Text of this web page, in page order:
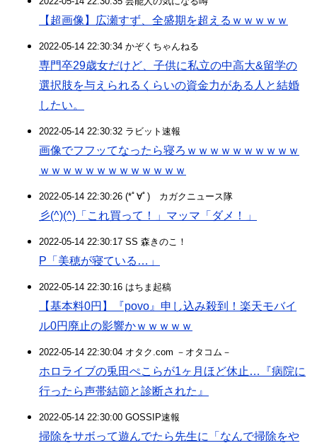
【超画像】広瀬すず、全盛期を超えるｗｗｗｗｗ
2022-05-14 22:30:34 かぞくちゃんねる
専門卒29歳女だけど、子供に私立の中高大&留学の
選択肢を与えられるくらいの資金力がある人と結婚
したい。
2022-05-14 22:30:32 ラビット速報
画像でフフッてなったら寝ろｗｗｗｗｗｗｗｗｗｗ
ｗｗｗｗｗｗｗｗｗｗｗｗｗ
2022-05-14 22:30:26 (*ﾟ∀ﾟ)ゞカガクニュース隊
彡(^)(^)「これ買って！」マッマ「ダメ！」
2022-05-14 22:30:17 SS 森きのこ！
P「美穂が寝ている…」
2022-05-14 22:30:16 はちま起稿
【基本料0円】『povo』申し込み殺到！楽天モバイ
ル0円廃止の影響かｗｗｗｗｗ
2022-05-14 22:30:04 オタク.com －オタコム－
ホロライブの兎田ぺこらが1ヶ月ほど休止…『病院に
行ったら声帯結節と診断された』
2022-05-14 22:30:00 GOSSIP速報
掃除をサボって遊んでたら先生に「なんで掃除をや